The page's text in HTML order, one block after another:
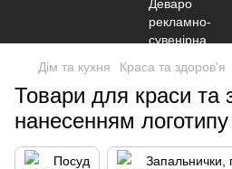
Дім та кухня Краса та здоров'я
Товари для краси та
нанесенням логотипу
Посуд Запальнички,